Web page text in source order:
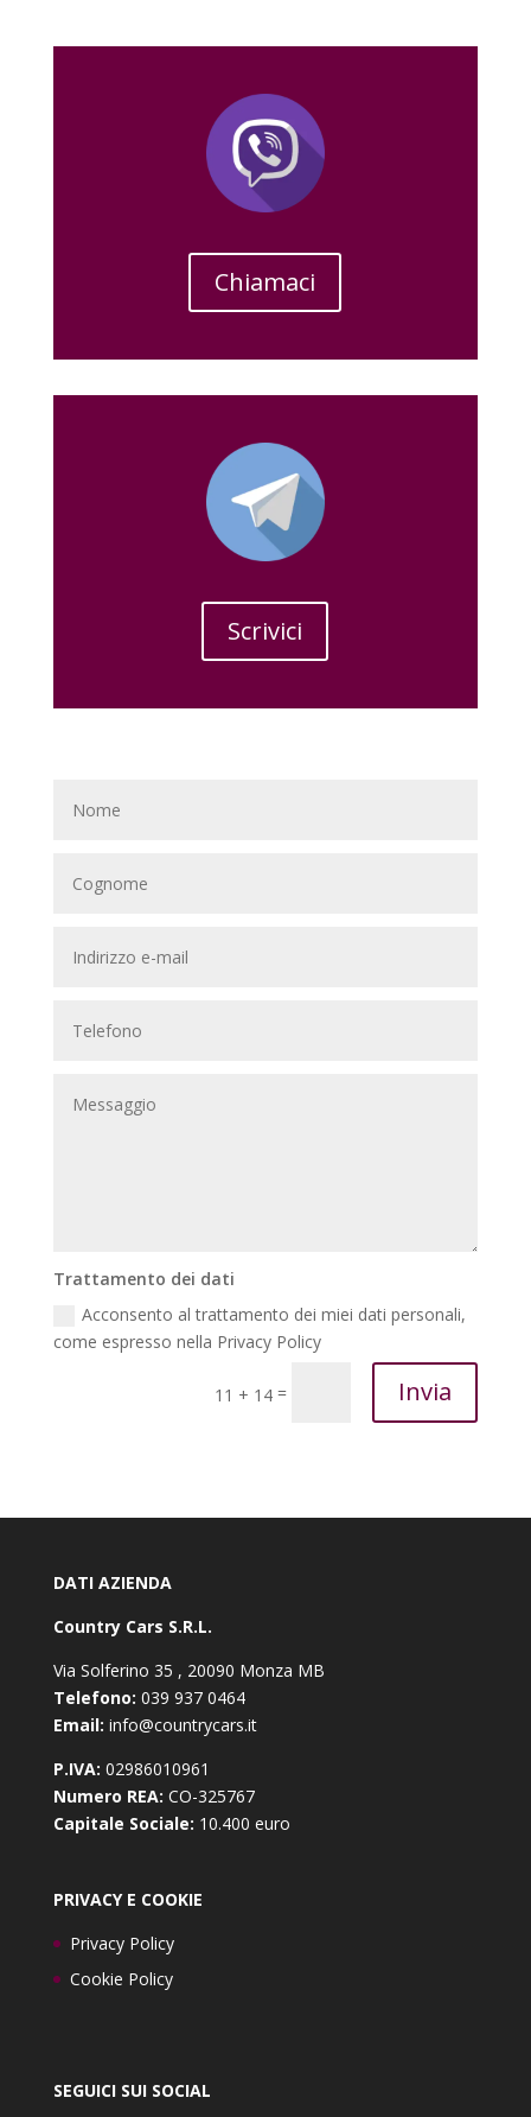
Chiamaci
Scrivici
Trattamento dei dati
Acconsento al trattamento dei miei dati personali,
come espresso nella Privacy Policy
11 + 14 = Invia
DATI AZIENDA
Country Cars S.R.L.
Via Solferino 35 , 20090 Monza MB
Telefono: 039 937 0464
Email: info@countrycars.it
P.IVA: 02986010961
Numero REA: CO-325767
Capitale Sociale: 10.400 euro
PRIVACY E COOKIE
Privacy Policy
Cookie Policy
SEGUICI SUI SOCIAL